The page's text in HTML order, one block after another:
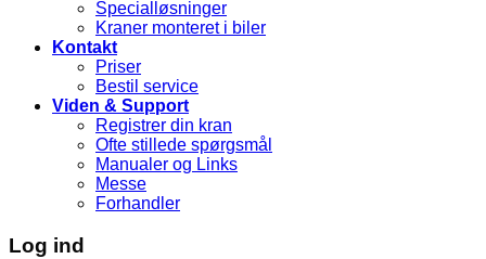
Specialløsninger
Kraner monteret i biler
Kontakt
Priser
Bestil service
Viden & Support
Registrer din kran
Ofte stillede spørgsmål
Manualer og Links
Messe
Forhandler
Log ind